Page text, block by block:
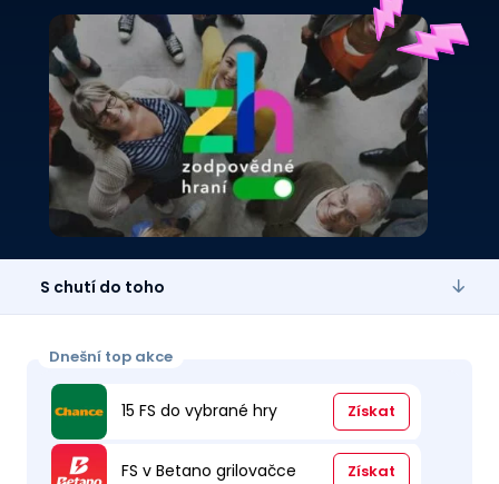
S chutí do toho
Dnešní top akce
15 FS do vybrané hry Získat
FS v Betano grilovačce Získat